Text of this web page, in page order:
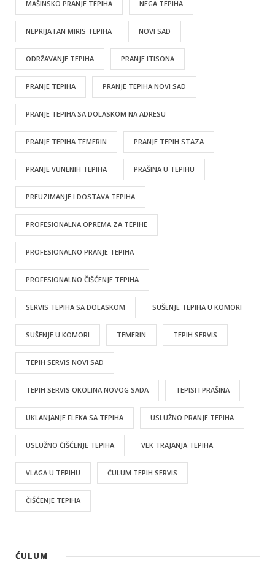
MAŠINSKO PRANJE TEPIHA NEGA TEPIHA
NEPRIJATAN MIRIS TEPIHA NOVI SAD
ODRŽAVANJE TEPIHA PRANJE ITISONA
PRANJE TEPIHA PRANJE TEPIHA NOVI SAD
PRANJE TEPIHA SA DOLASKOM NA ADRESU
PRANJE TEPIHA TEMERIN PRANJE TEPIH STAZA
PRANJE VUNENIH TEPIHA PRAŠINA U TEPIHU
PREUZIMANJE I DOSTAVA TEPIHA
PROFESIONALNA OPREMA ZA TEPIHE
PROFESIONALNO PRANJE TEPIHA
PROFESIONALNO ČIŠĆENJE TEPIHA
SERVIS TEPIHA SA DOLASKOM SUŠENJE TEPIHA U KOMORI
SUŠENJE U KOMORI TEMERIN TEPIH SERVIS
TEPIH SERVIS NOVI SAD
TEPIH SERVIS OKOLINA NOVOG SADA TEPISI I PRAŠINA
UKLANJANJE FLEKA SA TEPIHA USLUŽNO PRANJE TEPIHA
USLUŽNO ČIŠĆENJE TEPIHA VEK TRAJANJA TEPIHA
VLAGA U TEPIHU ĆULUM TEPIH SERVIS
ČIŠĆENJE TEPIHA
ĆULUM